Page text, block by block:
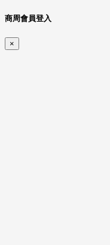
商周會員登入
×